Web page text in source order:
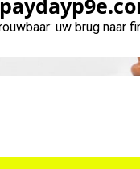
uw brug naar